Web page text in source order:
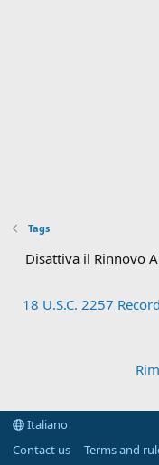
Tags
Disattiva il Rinnovo
18 U.S.C. 2257
Italiano
Contact us
Terms and